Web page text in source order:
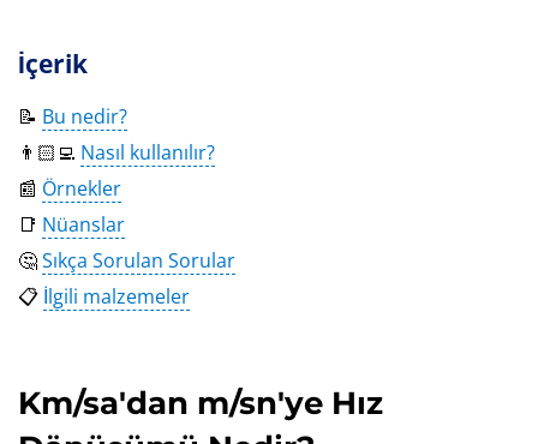
İçerik
📝 Bu nedir?
👨🏻‍💻 Nasıl kullanılır?
📰 Örnekler
📑 Nüanslar
🤔Sıkça Sorulan Sorular
📋 İlgili malzemeler
Km/sa'dan m/sn'ye Hız